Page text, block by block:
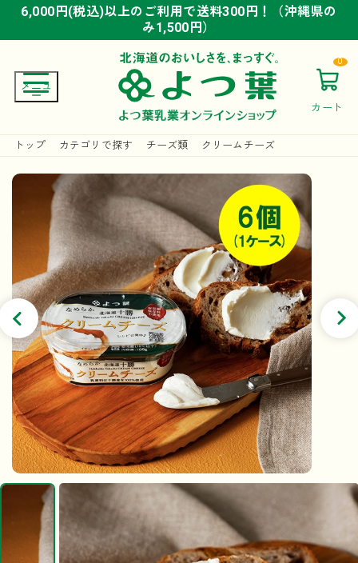
6,000円(税込)以上のご利用で送料300円！（沖縄県の
み1,500円）
6,000円(税込)以上のご利用で送料300円！（沖縄県の
み1,500円）
6,000円(税込)以上のご利用で送料300円！（沖縄県の
み1,500円）
カート
0
トップ カテゴリで探す チーズ類 クリームチーズ